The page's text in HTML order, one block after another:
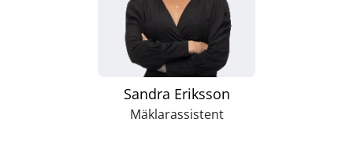
Sandra Eriksson
Mäklarassistent